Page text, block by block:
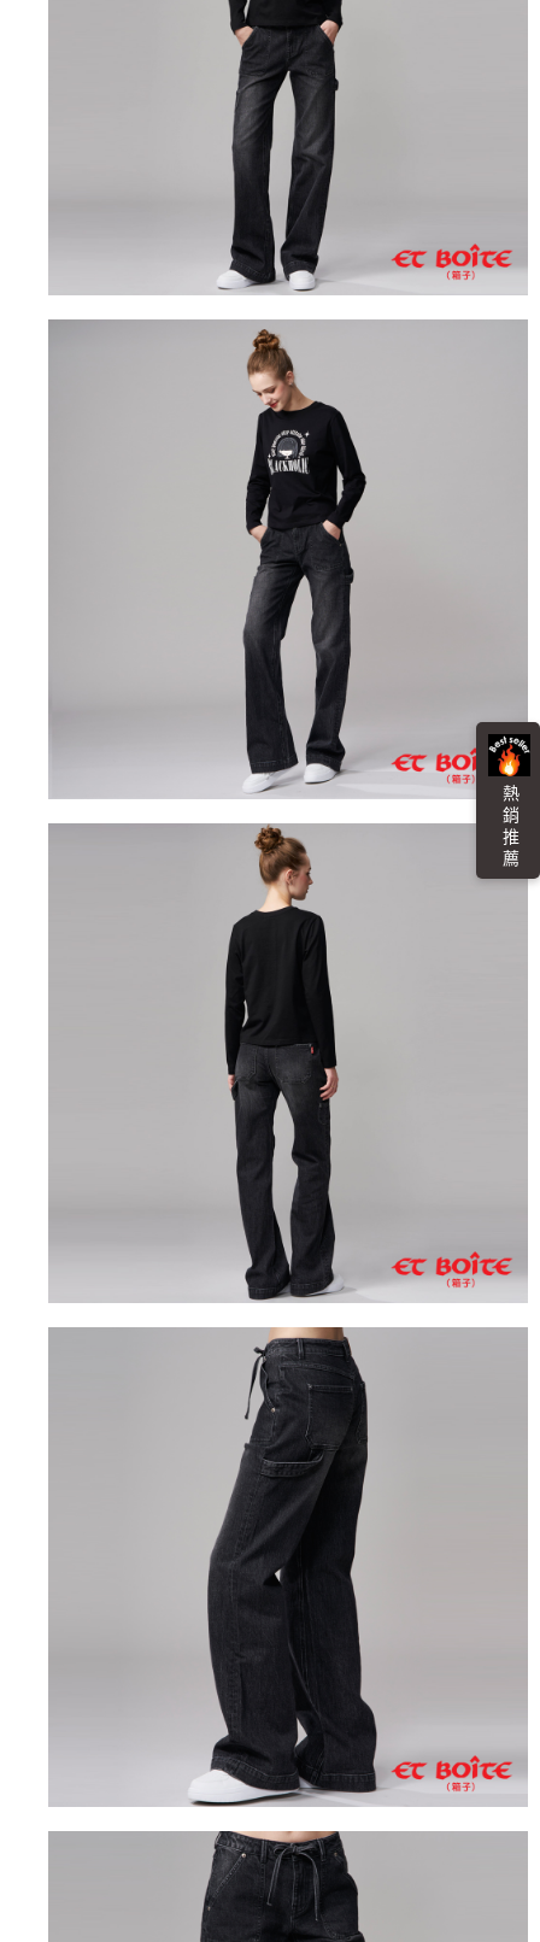
熱 銷 推 薦
1.本服務係由「台灣大哥大股份有限公司」（以下簡稱本公司）所提供，讓
用戶於交易時，得透過本服務購買商品或服務，並由商店將買賣／分期付款
買賣價金債權讓與本公司後，依約使用本公司帳單繳交帳款。
2.基於同意付款使用「大哥付你分期」之契約關係目的，商店將以您的個人
資料（包含姓名、電話或地址）提供予台灣大哥大進項蒐集、處理及利用，
由本公司與您本人進行分期帳單所需資料之確認、核對及更正。
3.完整用戶服務條款，請詳閱以下連結：
https://oppay.tw/userRule
ATM／網路銀行／等多元方式進行付款，方視為交易完成。
※ 請注意：結帳手續完成當下不需立刻繳費，但若您需要取消訂單，請聯絡
購買商品的店家。未經商家同意取消之訂單仍視為有效，需透過AFTEE先享
※ 交易是否成功請以「AFTEE先享後付 」之結帳頁面顯示為準，若有關於
是否繳費成功／繳費後需取消欲退款等相關疑問，請聯繫「AFTEE先享後付
https://netprotections.freshdesk.com/support/home
１．透過由恩沛科技股份有限公司提供之「AFTEE先享後付」服務完成之交
易，需依本服務之必要範圍內提供個人資料，並將交易相關給付款項請求債
權轉讓予恩沛科技股份有限公司。
２．關於個人資料處理事宜，請瀏覽以下網址：
３．未成年的使用者請事先徵得法定代理人或監護人之同意方可使用
「AFTEE先享後付」，若未經同意申辦者引起之損失，本公司不負相關責
４．使用「AFTEE先享後付」時，將依據個別帳號之用戶狀況，依本公司即
時審查核予不同之上限額度；若仍有額度不足之情形，本公司將視審查結果
５．嚴禁一人註冊多個帳號或使用他人資訊註冊。若發現惡意使用之情形，
恩沛科技股份有限公司將有權停止該用戶之使用額度並採取法律行動。
每筆NT$60，滿NT$3,000(含以上)免運費
每筆NT$60，滿NT$3,000(含以上)免運費
每筆NT$80，滿NT$3,000(含以上)免運費
每筆NT$80，滿NT$3,000(含以上)免運費
每筆NT$100，滿NT$3,000(含以上)免運費